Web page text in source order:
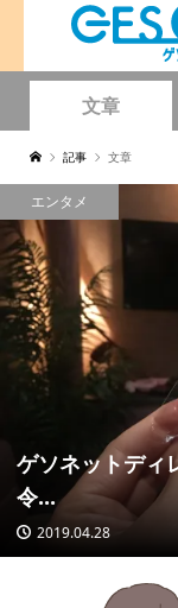
文章
記事 文章
エンタメ
ゲソネットディ
令...
2019.04.28